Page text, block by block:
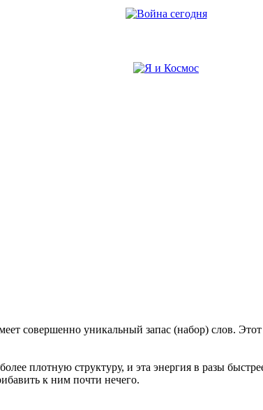
совершенно уникальный запас (набор) слов.
плотную структуру, и эта энергия в разы
к ним почти нечего.